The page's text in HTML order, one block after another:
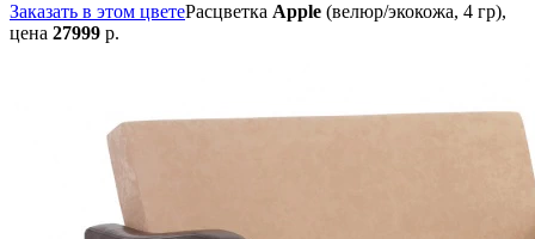
Заказать в этом цветеРасцветка Apple (велюр/экокожа, 4 гр),
цена 27999 р.